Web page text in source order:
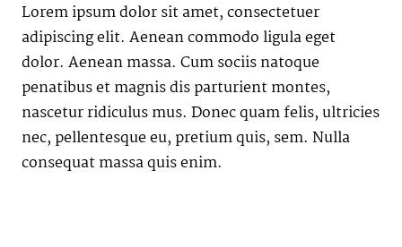
Lorem ipsum dolor sit amet, consectetuer
adipiscing elit. Aenean commodo ligula eget
dolor. Aenean massa. Cum sociis natoque
penatibus et magnis dis parturient montes,
nascetur ridiculus mus. Donec quam felis, ultricies
nec, pellentesque eu, pretium quis, sem. Nulla
consequat massa quis enim.